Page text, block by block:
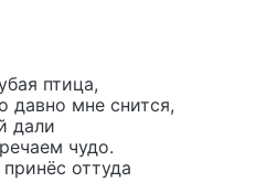
птица,
давно мне снится,
дали
чудо.
оттуда